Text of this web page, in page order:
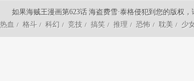
如果海贼王漫画第623话 海盗费雪·泰格侵犯到您的版权
热血 / 格斗 / 科幻 / 竞技 / 搞笑 / 推理 / 恐怖 / 耽美 / 少